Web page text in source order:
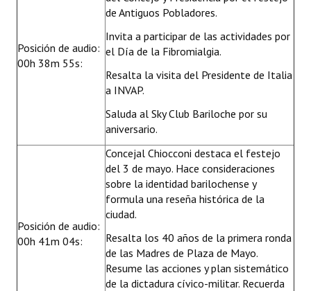
Posición de audio:
00h 38m 55s:
de Antiguos Pobladores.
Invita a participar de las actividades por
el Día de la Fibromialgia.
Resalta la visita del Presidente de Italia
a INVAP.
Saluda al Sky Club Bariloche por su
aniversario.
Posición de audio:
00h 41m 04s:
Concejal Chiocconi destaca el festejo
del 3 de mayo. Hace consideraciones
sobre la identidad barilochense y
formula una reseña histórica de la
ciudad.
Resalta los 40 años de la primera ronda
de las Madres de Plaza de Mayo.
Resume las acciones y plan sistemático
de la dictadura cívico-militar. Recuerda